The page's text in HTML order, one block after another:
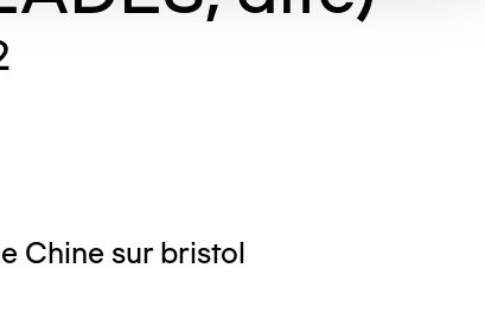
Chine sur bristol